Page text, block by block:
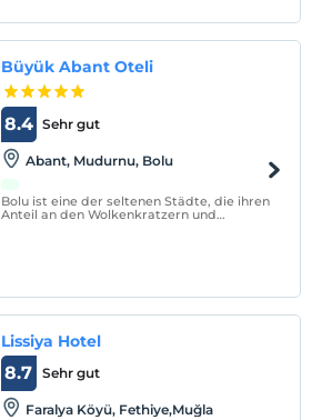
Büyük Abant Oteli
Sehr gut
8.4
Abant, Mudurnu, Bolu
Bolu ist eine der seltenen Städte, die ihren
Anteil an den Wolkenkratzern und
Lissiya Hotel
Sehr gut
8.7
Faralya Köyü, Fethiye,Muğla